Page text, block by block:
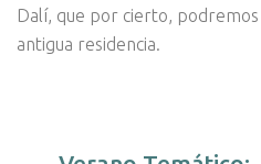
Dalí, que por cierto,
antigua residencia.